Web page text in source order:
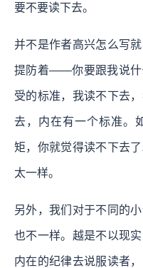
要不要读下去。
并不是作者高兴怎么写
提防着——你要跟我说什
受的标准，我读不下去
去，内在有一个标准。
矩，你就觉得读不下去
太一样。
另外，我们对于不同的
也不一样。越是不以现
内在的纪律去说服读者